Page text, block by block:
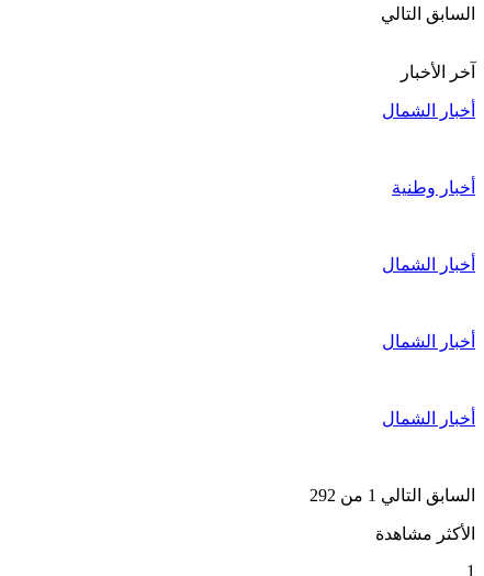
السابق التالي
آخر الأخبار
أخبار الشمال
أخبار وطنية
أخبار الشمال
أخبار الشمال
أخبار الشمال
السابق التالي 1 من 292
الأكثر مشاهدة
1